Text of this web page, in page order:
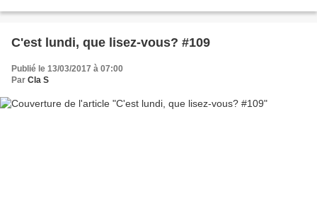
C'est lundi, que lisez-vous? #109
Publié le 13/03/2017 à 07:00
Par Cla S